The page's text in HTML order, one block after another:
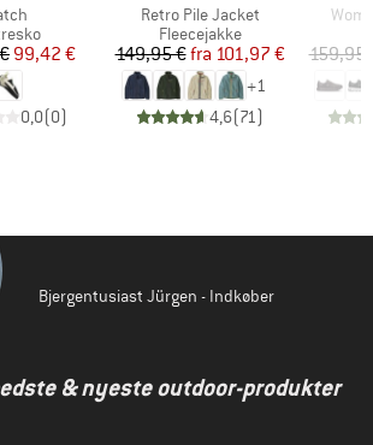
Pris
Nedsat pris
99,42 €
0,0(0)
Artikel
Retro Pile Jacket
Produktgruppe
Fleecejakke
Pris
149,95 € Nedsat pris
fra 101,97 €
+1
4,6(71)
Artikel
159,95
Bjergentusiast Jürgen - Indkøber
& nyeste outdoor-produkter